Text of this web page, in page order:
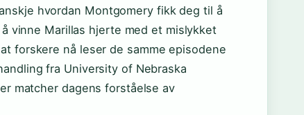
hvordan Montgomery fikk deg til å
vinne Marillas hjerte med et mislykket
forskere nå leser de samme episodene
fra University of Nebraska
matcher dagens forståelse av